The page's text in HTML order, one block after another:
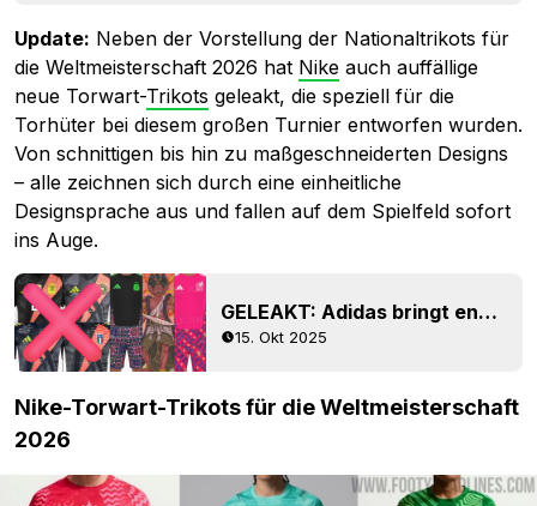
Update: Neben der Vorstellung der Nationaltrikots für
die Weltmeisterschaft 2026 hat Nike auch auffällige
neue Torwart-Trikots geleakt, die speziell für die
Torhüter bei diesem großen Turnier entworfen wurden.
Von schnittigen bis hin zu maßgeschneiderten Designs
– alle zeichnen sich durch eine einheitliche
Designsprache aus und fallen auf dem Spielfeld sofort
ins Auge.
GELEAKT: Adidas bringt endlich individuelle Torwart-Trikots für die Weltmeisterschaft 2026 heraus
15. Okt 2025
Nike-Torwart-Trikots für die Weltmeisterschaft
2026